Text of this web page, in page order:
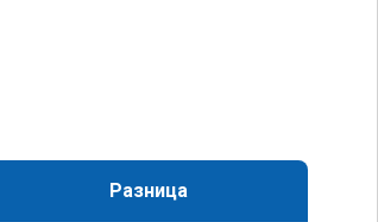
Разница